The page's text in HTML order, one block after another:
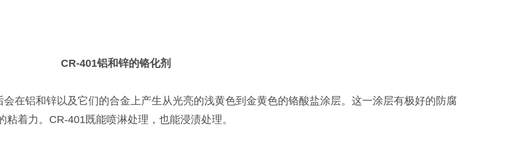
CR-401铝和锌的铬化剂
在铝和锌以及它们的合金上产生从光亮的浅黄色到金黄色的铬酸盐涂层。这一涂层有极好的防腐
着力。CR-401既能喷淋处理，也能浸渍处理。